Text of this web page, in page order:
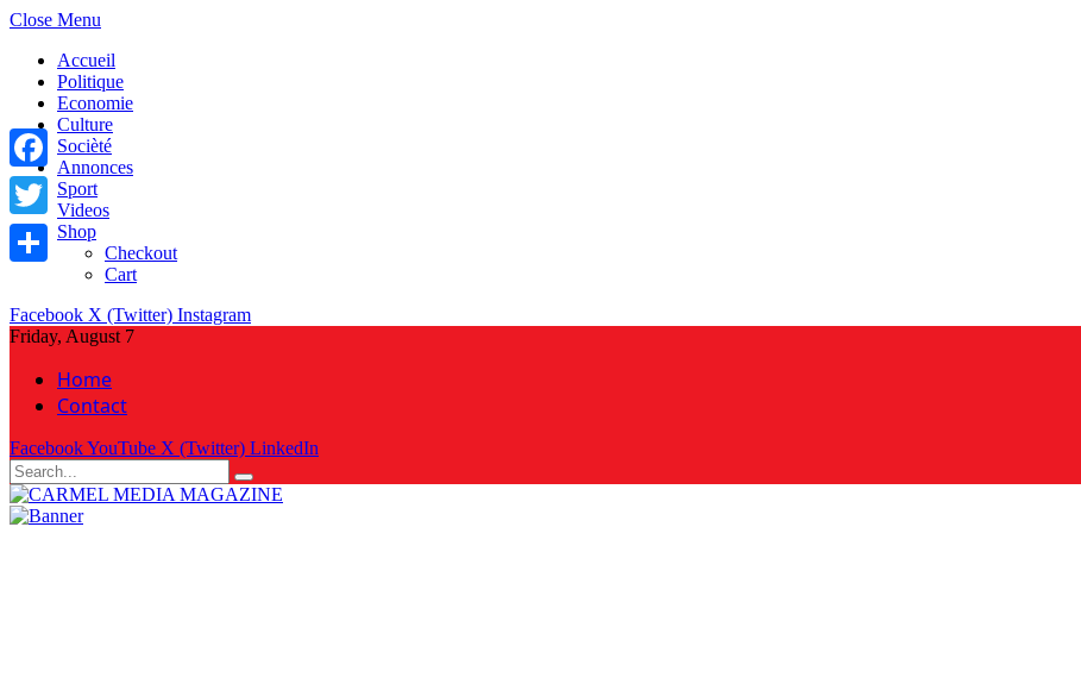
Close Menu
Accueil
Politique
Economie
Culture
Socièté
Annonces
Sport
Videos
Shop
Checkout
Cart
Facebook X (Twitter) Instagram
Friday, August 7
Home
Contact
FacebookYouTube X (Twitter) LinkedIn
Facebook
Twitter